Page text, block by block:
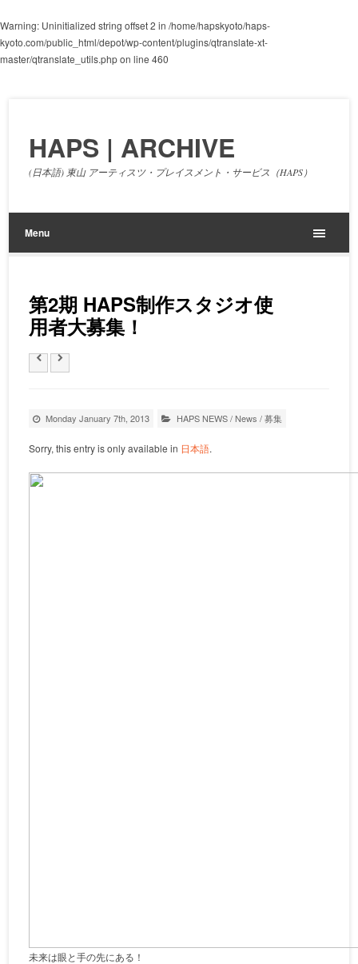
Warning: Uninitialized string offset 2 in /home/hapskyoto/haps-
kyoto.com/public_html/depot/wp-content/plugins/qtranslate-xt-
master/qtranslate_utils.phpon line 460
HAPS | ARCHIVE
(日本語) 東山 アーティスツ・プレイスメント・サービス（HAPS）
Menu
第2期 HAPS制作スタジオ使
用者大募集！
Monday January 7th, 2013 HAPS NEWS/News /募集
Sorry, this entry is only available in 日本語.
未来は眼と手の先にある！